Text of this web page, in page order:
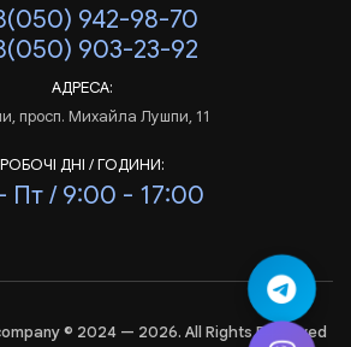
942-98-70
903-23-92
АДРЕСА:
просп. Михайла Лушпи, 11
РОБОЧІ ДНІ / ГОДИНИ:
Пт / 9:00 - 17:00
© 2024 — 2026. All Rights Reserved